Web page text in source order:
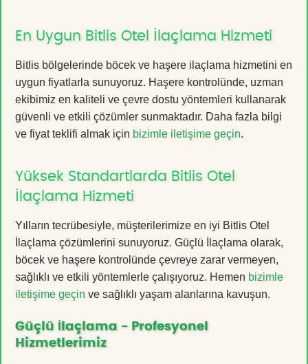
En Uygun Bitlis Otel İlaçlama Hizmeti
Bitlis bölgelerinde böcek ve haşere ilaçlama hizmetini en
uygun fiyatlarla sunuyoruz. Haşere kontrolünde, uzman
ekibimiz en kaliteli ve çevre dostu yöntemleri kullanarak
güvenli ve etkili çözümler sunmaktadır. Daha fazla bilgi
ve fiyat teklifi almak için bizimle iletişime geçin.
Yüksek Standartlarda Bitlis Otel
İlaçlama Hizmeti
Yılların tecrübesiyle, müşterilerimize en iyi Bitlis Otel
İlaçlama çözümlerini sunuyoruz. Güçlü İlaçlama olarak,
böcek ve haşere kontrolünde çevreye zarar vermeyen,
sağlıklı ve etkili yöntemlerle çalışıyoruz. Hemen bizimle
iletişime geçin ve sağlıklı yaşam alanlarına kavuşun.
Güçlü İlaçlama - Profesyonel
Hizmetlerimiz